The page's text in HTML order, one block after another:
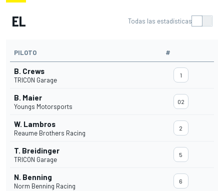
EL Todas las estadísticas
PILOTO #
B. Crews
TRICON Garage
1
B. Maier
Youngs Motorsports
02
W. Lambros
Reaume Brothers Racing
2
T. Breidinger
TRICON Garage
5
N. Benning
Norm Benning Racing
6